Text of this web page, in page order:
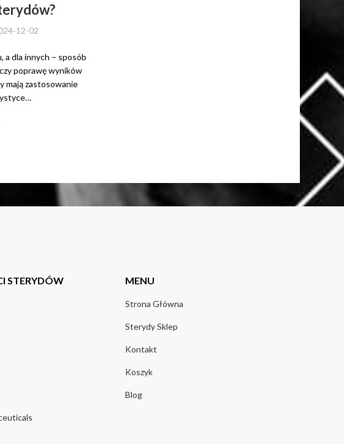
12-02
dla innych – sposób
poprawę wyników
mają zastosowanie
STERYDÓW MENU
Strona Główna
Sterydy Sklep
Kontakt
Koszyk
Blog